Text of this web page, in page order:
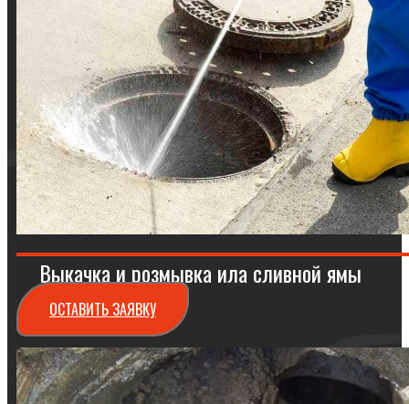
Выкачка и розмывка ила сливной ямы
ОСТАВИТЬ ЗАЯВКУ